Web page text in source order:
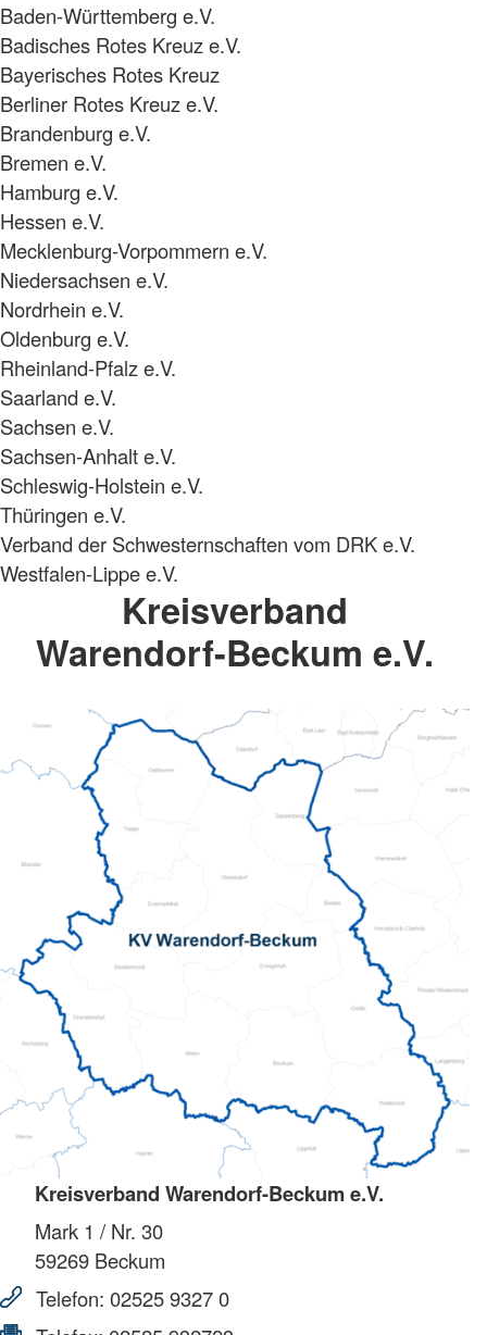
Baden-Württemberg e.V.
Badisches Rotes Kreuz e.V.
Bayerisches Rotes Kreuz
Berliner Rotes Kreuz e.V.
Brandenburg e.V.
Bremen e.V.
Hamburg e.V.
Hessen e.V.
Mecklenburg-Vorpommern e.V.
Niedersachsen e.V.
Nordrhein e.V.
Oldenburg e.V.
Rheinland-Pfalz e.V.
Saarland e.V.
Sachsen e.V.
Sachsen-Anhalt e.V.
Schleswig-Holstein e.V.
Thüringen e.V.
Verband der Schwesternschaften vom DRK e.V.
Westfalen-Lippe e.V.
Kreisverband
Warendorf-Beckum e.V.
Kreisverband Warendorf-Beckum e.V.
Mark 1 / Nr. 30
59269 Beckum
Telefon: 02525 9327 0